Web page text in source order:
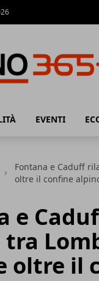
EVENTI
Fontana e Caduff
oltre il confine
e
oltre il